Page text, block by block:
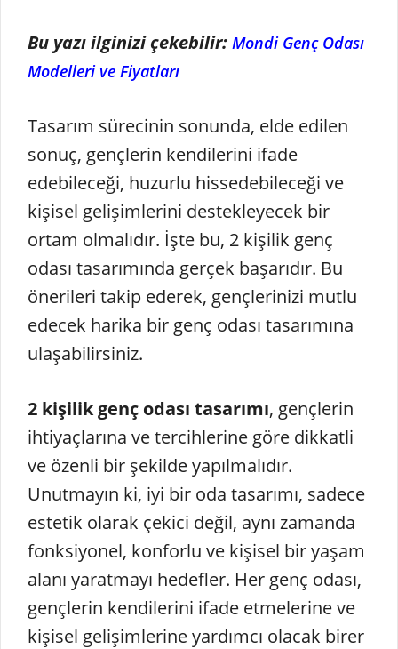
Bu yazı ilginizi çekebilir: Mondi Genç Odası
Modelleri ve Fiyatları
Tasarım sürecinin sonunda, elde edilen
sonuç, gençlerin kendilerini ifade
edebileceği, huzurlu hissedebileceği ve
kişisel gelişimlerini destekleyecek bir
ortam olmalıdır. İşte bu, 2 kişilik genç
odası tasarımında gerçek başarıdır. Bu
önerileri takip ederek, gençlerinizi mutlu
edecek harika bir genç odası tasarımına
ulaşabilirsiniz.
2 kişilik genç odası tasarımı, gençlerin
ihtiyaçlarına ve tercihlerine göre dikkatli
ve özenli bir şekilde yapılmalıdır.
Unutmayın ki, iyi bir oda tasarımı, sadece
estetik olarak çekici değil, aynı zamanda
fonksiyonel, konforlu ve kişisel bir yaşam
alanı yaratmayı hedefler. Her genç odası,
gençlerin kendilerini ifade etmelerine ve
kişisel gelişimlerine yardımcı olacak birer